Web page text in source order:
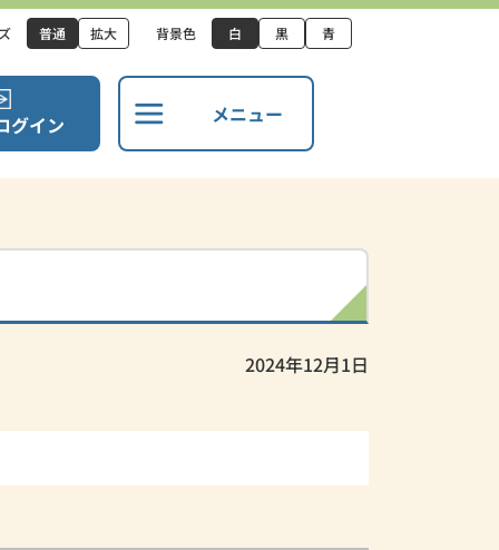
普通 拡大 背景色 白 黒 青
グイン メニュー
2024年12月1日